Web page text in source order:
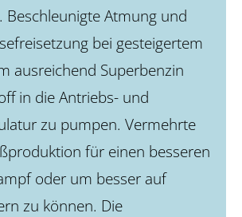
Beschleunigte Atmung und
bei gesteigertem
ausreichend Superbenzin
in die Antriebs- und
zu pumpen. Vermehrte
für einen besseren
oder um besser auf
zu können. Die